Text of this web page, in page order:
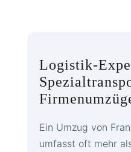
Logistik-
Ein Umzug von
umfasst oft mehr